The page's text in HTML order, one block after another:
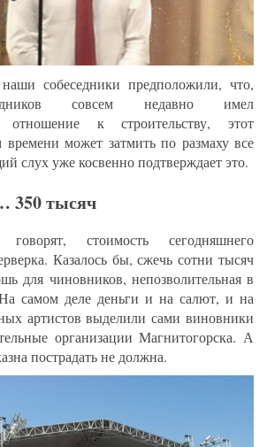
собеседники предположили, что,
совсем недавно имел
отношение к строительству, этот
времени может затмить по размаху все
слух уже косвенно подтверждает это.
350 тысяч
стоимость сегодняшнего
Казалось бы, сжечь сотни тысяч
для чиновников, непозволительная в
самом деле деньги и на салют, и на
артистов выделили сами виновники
организации Магнитогорска. А
пострадать не должна.